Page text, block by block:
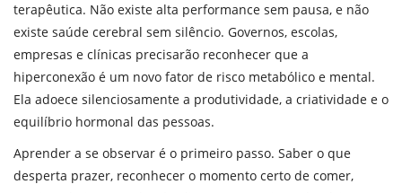
terapêutica. Não existe alta performance sem pausa, e não
existe saúde cerebral sem silêncio. Governos, escolas,
empresas e clínicas precisarão reconhecer que a
hiperconexão é um novo fator de risco metabólico e mental.
Ela adoece silenciosamente a produtividade, a criatividade e o
equilíbrio hormonal das pessoas.
Aprender a se observar é o primeiro passo. Saber o que
desperta prazer, reconhecer o momento certo de comer,